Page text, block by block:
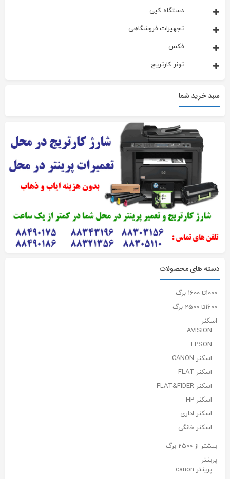
دستگاه کپی
تجهیزات فروشگاهی
فکس
تونر کارتریج
سبد خرید شما
دسته های محصولات
1000تا 1600 برگ
1600تا 2500 برگ
اسکنر
AVISION
EPSON
اسکنر CANON
اسکنر FLAT
اسکنر FLAT&FIDER
اسکنر HP
اسکنر اداری
اسکنر خانگی
بیشتر از 2500 برگ
پرینتر
پرینتر canon